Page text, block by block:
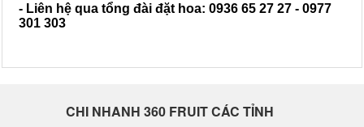
- Liên hệ qua tổng đài đặt hoa: 0936 65 27 27 - 0977
301 303
CHI NHANH 360 FRUIT CÁC TỈNH